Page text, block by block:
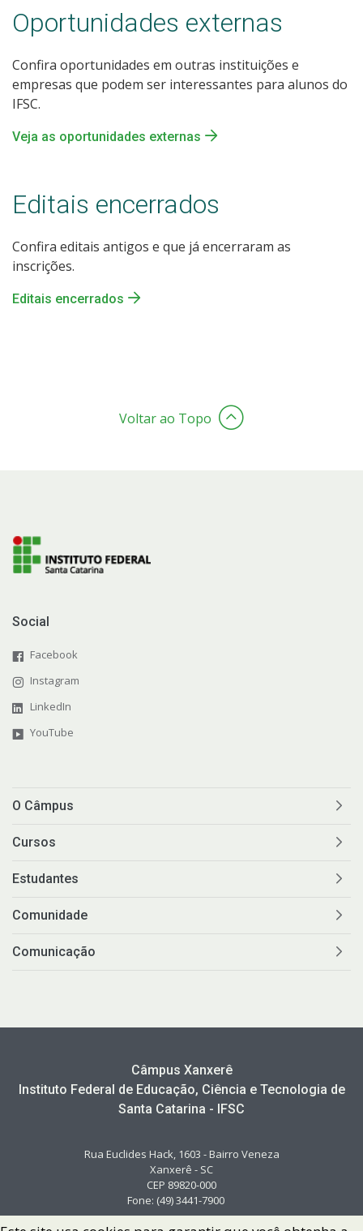
Oportunidades externas
Confira oportunidades em outras instituições e
empresas que podem ser interessantes para alunos do
IFSC.
Veja as oportunidades externas
Editais encerrados
Confira editais antigos e que já encerraram as
inscrições.
Editais encerrados
Voltar ao Topo
Social
Facebook
Instagram
LinkedIn
YouTube
O Câmpus
Cursos
Estudantes
Comunidade
Comunicação
Câmpus Xanxerê
Instituto Federal de Educação, Ciência e Tecnologia de
Santa Catarina - IFSC
Rua Euclides Hack, 1603 - Bairro Veneza
Xanxerê - SC
CEP 89820-000
Fone: (49) 3441-7900